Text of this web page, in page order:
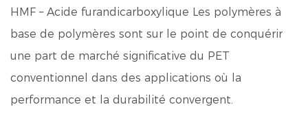
HMF – Acide furandicarboxylique Les polymères à
base de polymères sont sur le point de conquérir
une part de marché significative du PET
conventionnel dans des applications où la
performance et la durabilité convergent.